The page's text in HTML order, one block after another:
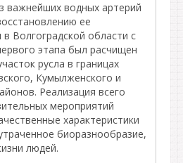
водных артерий
ее
Волгоградской области с
этапа был расчищен
русла в границах
Кумылженского и
Реализация всего
мероприятий
характеристики
биоразнообразие,
людей.